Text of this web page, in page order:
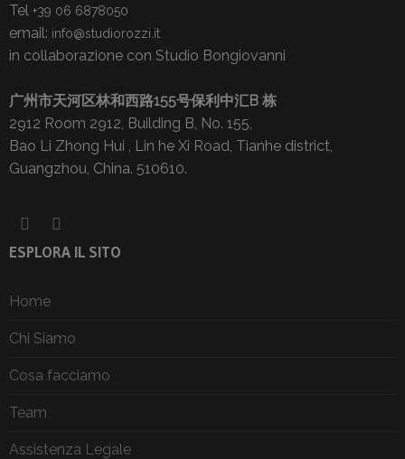
Tel +39 06 6878050
email: info@studiorozzi.it
in collaborazione con Studio Bongiovanni
广州市天河区林和西路155号保利中汇B 栋
2912 Room 2912, Building B, No. 155,
Bao Li Zhong Hui , Lin he Xi Road, Tianhe district,
Guangzhou, China. 510610.
ESPLORA IL SITO
Home
Chi Siamo
Cosa facciamo
Team
Assistenza Legale